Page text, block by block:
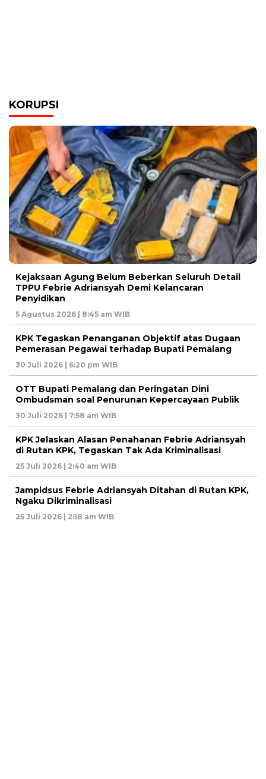
KORUPSI
Kejaksaan Agung Belum Beberkan Seluruh Detail
TPPU Febrie Adriansyah Demi Kelancaran
Penyidikan
5 Agustus 2026 | 8:45 am WIB
KPK Tegaskan Penanganan Objektif atas Dugaan
Pemerasan Pegawai terhadap Bupati Pemalang
30 Juli 2026 | 6:20 pm WIB
OTT Bupati Pemalang dan Peringatan Dini
Ombudsman soal Penurunan Kepercayaan Publik
30 Juli 2026 | 7:58 am WIB
KPK Jelaskan Alasan Penahanan Febrie Adriansyah
di Rutan KPK, Tegaskan Tak Ada Kriminalisasi
25 Juli 2026 | 2:40 am WIB
Jampidsus Febrie Adriansyah Ditahan di Rutan KPK,
Ngaku Dikriminalisasi
25 Juli 2026 | 2:18 am WIB